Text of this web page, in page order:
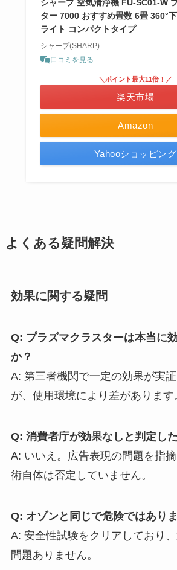
シャープ 空気清浄機 FU-SC01-W
ター 7000 おすすめ畳数 6畳 360°
ライト コンパクトタイプ
シャープ(SHARP)
口コミを見る
Amazon
＼ポイント最大11倍！／
楽天市場
Yahooショッピング
よくある疑問解決
効果に関する疑問
Q: プラズマクラスターは本当に
か？
A: 第三者機関で一定の効果が実
が、使用環境により差があります
Q: 消費者庁が効果なしと判定し
A: いいえ。広告表現の問題を指
術自体は否定していません。
Q: オゾンと同じで危険ではあり
A: 安全性試験をクリアしており
問題ありません。